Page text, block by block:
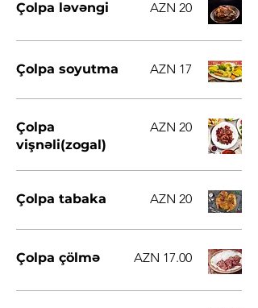
Çolpa ləvəngi AZN 20
Çolpa soyutma AZN 17
Çolpa
vişnəli(zogal)
AZN 20
Çolpa tabaka AZN 20
Çolpa çölmə AZN 17.00